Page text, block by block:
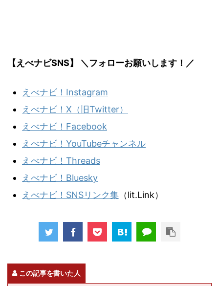
【えべナビSNS】 ＼フォローお願いします！／
えべナビ！Instagram
えべナビ！X（旧Twitter）
えべナビ！Facebook
えべナビ！YouTubeチャンネル
えべナビ！Threads
えべナビ！Bluesky
えべナビ！SNSリンク集 （lit.Link）
この記事を書いた人